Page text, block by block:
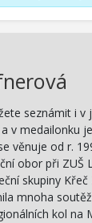
seznámit i v
v medailonku
věnuje od r.
obor při ZUŠ
skupiny Křeč
mnoha
kol na